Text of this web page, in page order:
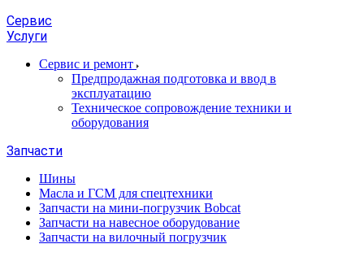
Сервис
Услуги
Сервис и ремонт
Предпродажная подготовка и ввод в
эксплуатацию
Техническое сопровождение техники и
оборудования
Запчасти
Шины
Масла и ГСМ для спецтехники
Запчасти на мини-погрузчик Bobcat
Запчасти на навесное оборудование
Запчасти на вилочный погрузчик